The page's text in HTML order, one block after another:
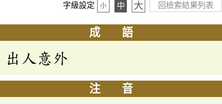
字級設定 小 中 大 回檢索結果列表
成 語
出人意外
注 音